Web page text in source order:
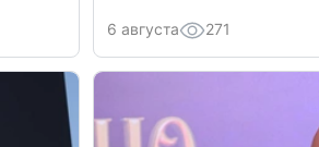
6 августа 271